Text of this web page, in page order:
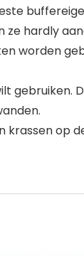
ze hardly
worden
gebruiken.
op